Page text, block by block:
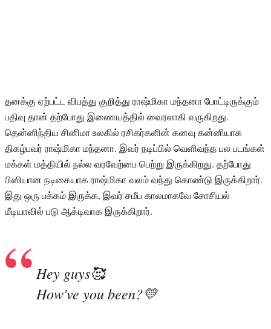
தனக்கு ஏற்பட்ட விபத்து குறித்து ராஷ்மிகா மந்தனா போட்டிருக்கும்
பதிவு தான் தற்போது இணையத்தில் வைரலாகி வருகிறது.
தென்னிந்திய சினிமா உலகில் ரசிகர்களின் கனவு கன்னியாக
திகழ்பவர் ராஷ்மிகா மந்தனா. இவர் நடிப்பில் வெளிவந்த பல படங்கள்
மக்கள் மத்தியில் நல்ல வரவேற்பை பெற்று இருக்கிறது. தற்போது
பிஸியான நடிகையாக ராஷ்மிகா வலம் வந்து கொண்டு இருக்கிறார்.
இது ஒரு பக்கம் இருக்க, இவர் சமீப காலமாகவே சோசியல்
மீடியாவில் படு ஆக்டிவாக இருக்கிறார்.
Hey guys🥰
How've you been?💛